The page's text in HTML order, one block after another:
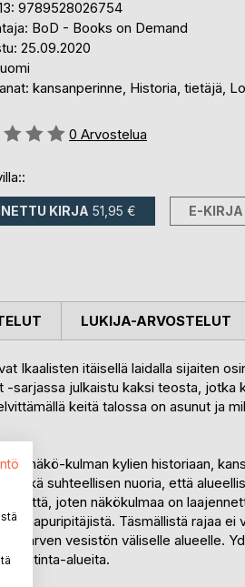
9789528026754
BoD - Books on Demand
25.09.2020
kansanperinne, Historia, tietäjä,
0 Arvostelua
KIRJA 51,95 € E-KIRJA
Ikaalisten itäisellä laidalla sijaiten
sarjassa julkaistu kaksi teosta, jotka
keitä talossa on asunut ja
näkö-kulman kylien historiaan,
sekä suhteellisen nuoria, että
joten näkökulmaa on
naapuripitäjistä. Täsmällistä rajaa ei
vesistön väliselle alueelle.
nautinta-alueita.
LUKIJA-ARVOSTELUT